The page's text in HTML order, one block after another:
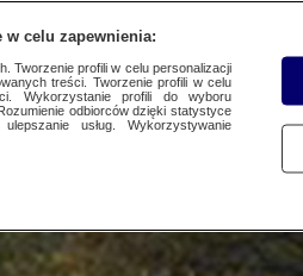
WYŚLIJ MATERIAŁ
w celu zapewnienia:
Tworzenie profili w celu personalizacji
treści. Tworzenie profili w celu
Wykorzystanie profili do wyboru
odbiorców dzięki statystyce
usług. Wykorzystywanie